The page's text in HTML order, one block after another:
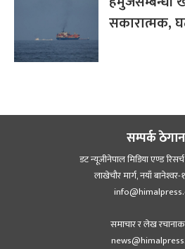
सकारात्मक,
सम्पर्क
डट न्यूजीनेपाल मिडिया एण्ड
लाखेचौर मार्ग, नयाँ
समाचार र लेख